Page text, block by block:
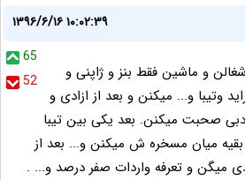
۱۳۹۶/۶/۱۶ ۱۰:۰۲:۳۹
65
52
و ماشین فقط بنز و ژاپنی و
وتیبا و... میکنن و بعد از ازادی و
صحبت میکنن. بعد یکی بین تیبا
بقیه میان مسخره ش میکنن و... بعد از
میگن و تعرفه واردات صفر درصد و... .